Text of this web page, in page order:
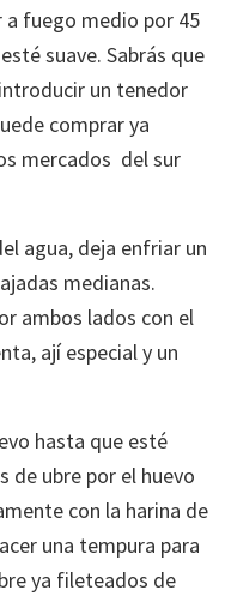
a fuego medio por 45
suave. Sabrás que
un tenedor
comprar ya
mercados del sur
agua, deja enfriar un
medianas.
ambos lados con el
ají especial y un
hasta que esté
de ubre por el huevo
con la harina de
una tempura para
ya fileteados de